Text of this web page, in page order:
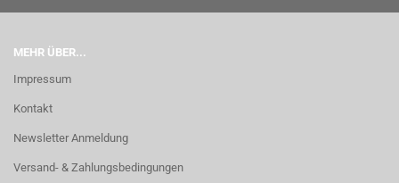
MEHR ÜBER...
Impressum
Kontakt
Newsletter Anmeldung
Versand- & Zahlungsbedingungen